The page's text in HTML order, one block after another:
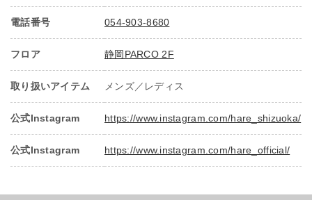
電話番号 054-903-8680
フロア 静岡PARCO 2F
取り扱いアイテム メンズ／レディス
公式Instagram https://www.instagram.com/hare_shizuoka/
公式Instagram https://www.instagram.com/hare_official/